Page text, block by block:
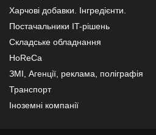
Харчові добавки. Інгредієнти.
Постачальники IT-рішень
Складське обладнання
HoReCa
ЗМІ, Агенції, реклама, поліграфія
Транспорт
Іноземні компанії